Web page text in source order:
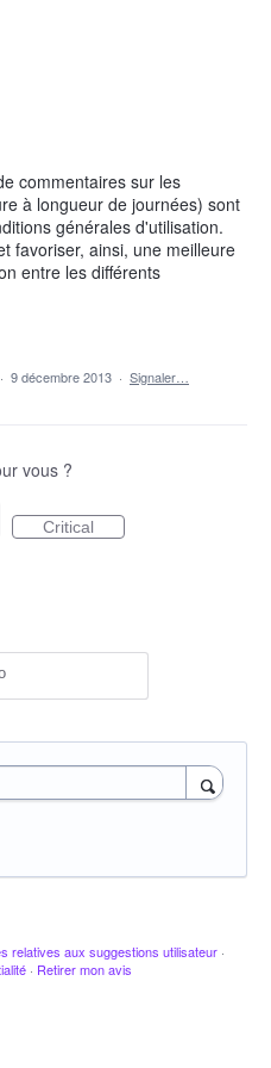
commentaires sur les
à longueur de journées) sont
générales d'utilisation.
favoriser, ainsi, une meilleure
entre les différents
· 9 décembre 2013 · Signaler…
vous ?
Critical
relatives aux suggestions utilisateur ·
· Retirer mon avis